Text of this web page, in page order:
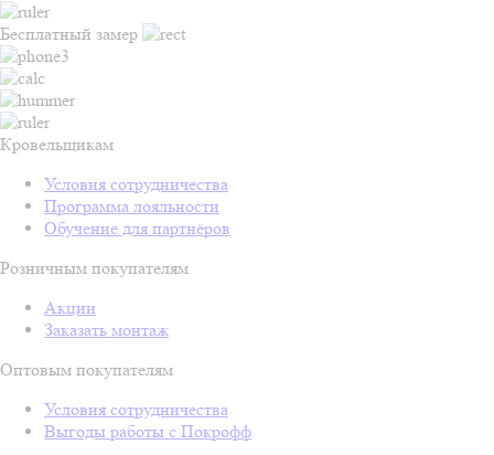
Бесплатный замер
Кровельщикам
Условия сотрудничества
Программа лояльности
Обучение для партнёров
Розничным покупателям
Акции
Заказать монтаж
Оптовым покупателям
Условия сотрудничества
Выгоды работы с Покрофф